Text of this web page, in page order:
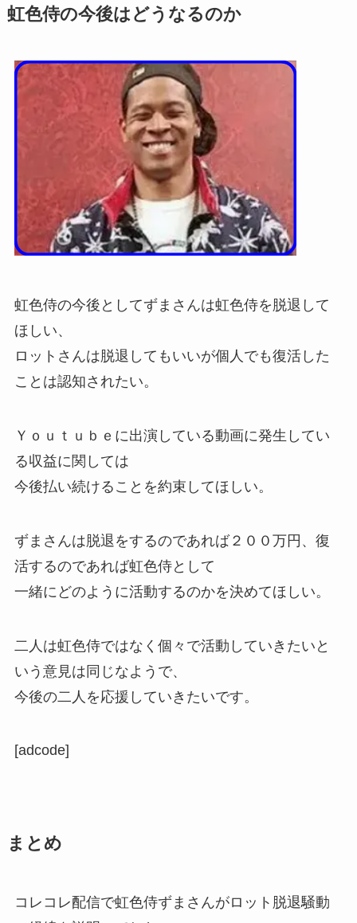
虹色侍の今後はどうなるのか
虹色侍の今後としてずまさんは虹色侍を脱退して
ほしい、
ロットさんは脱退してもいいが個人でも復活した
ことは認知されたい。
Ｙｏｕｔｕｂｅに出演している動画に発生してい
る収益に関しては
今後払い続けることを約束してほしい。
ずまさんは脱退をするのであれば２００万円、復
活するのであれば虹色侍として
一緒にどのように活動するのかを決めてほしい。
二人は虹色侍ではなく個々で活動していきたいと
いう意見は同じなようで、
今後の二人を応援していきたいです。
[adcode]
まとめ
コレコレ配信で虹色侍ずまさんがロット脱退騒動